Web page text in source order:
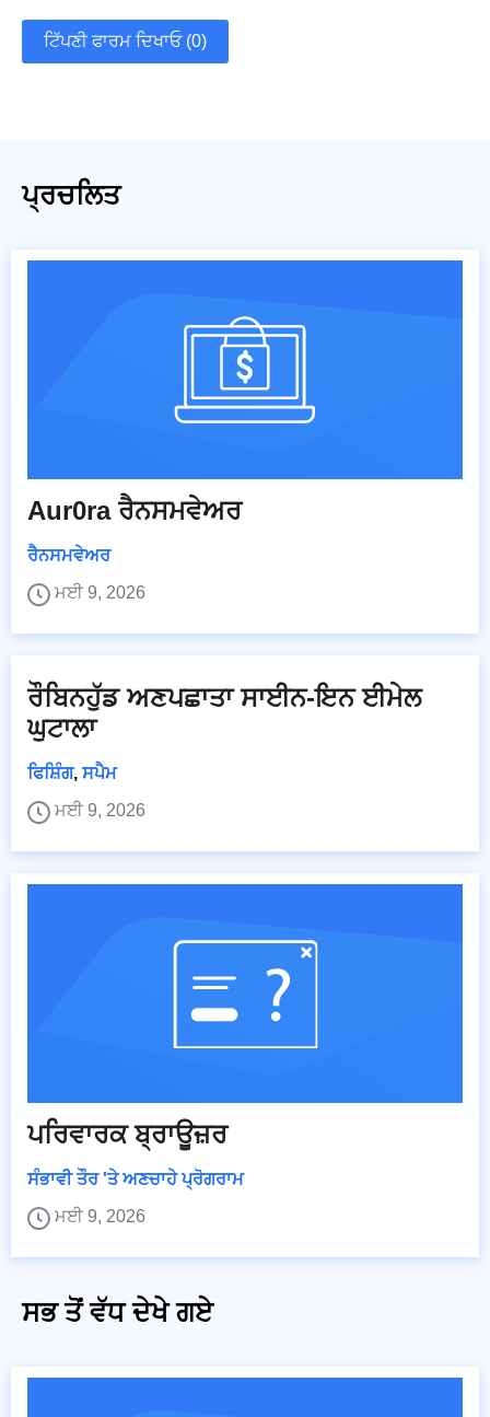
ਟਿੱਪਣੀ ਫਾਰਮ ਦਿਖਾਓ (0)
ਪ੍ਰਚਲਿਤ
Aur0ra ਰੈਨਸਮਵੇਅਰ
ਰੈਨਸਮਵੇਅਰ
ਮਈ 9, 2026
ਰੌਬਿਨਹੁੱਡ ਅਣਪਛਾਤਾ ਸਾਈਨ-ਇਨ ਈਮੇਲ
ਘੁਟਾਲਾ
ਫਿਸ਼ਿੰਗ, ਸਪੈਮ
ਮਈ 9, 2026
ਪਰਿਵਾਰਕ ਬ੍ਰਾਊਜ਼ਰ
ਸੰਭਾਵੀ ਤੌਰ 'ਤੇ ਅਣਚਾਹੇ ਪ੍ਰੋਗਰਾਮ
ਮਈ 9, 2026
ਸਭ ਤੋਂ ਵੱਧ ਦੇਖੇ ਗਏ